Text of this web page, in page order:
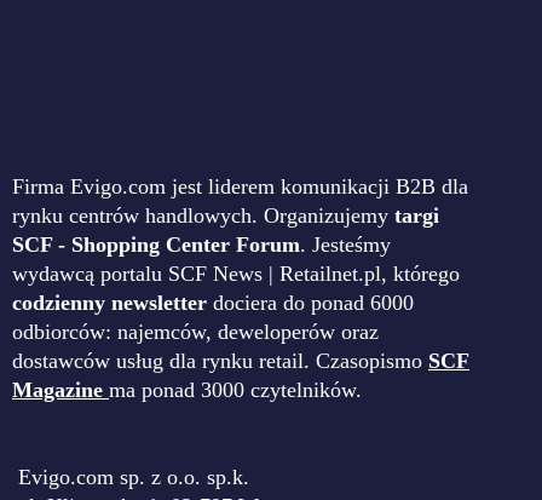
Firma Evigo.com jest liderem komunikacji B2B dla
rynku centrów handlowych. Organizujemy targi
SCF - Shopping Center Forum. Jesteśmy
wydawcą portalu SCF News | Retailnet.pl, którego
codzienny newsletter dociera do ponad 6000
odbiorców: najemców, deweloperów oraz
dostawców usług dla rynku retail. Czasopismo SCF
Magazine ma ponad 3000 czytelników.
Evigo.com sp. z o.o. sp.k.